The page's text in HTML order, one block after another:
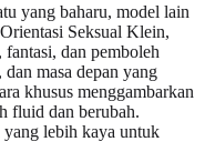
yang baharu, model lain
Seksual Klein,
dan pemboleh
masa depan yang
khusus menggambarkan
fluid dan berubah.
yang lebih kaya untuk